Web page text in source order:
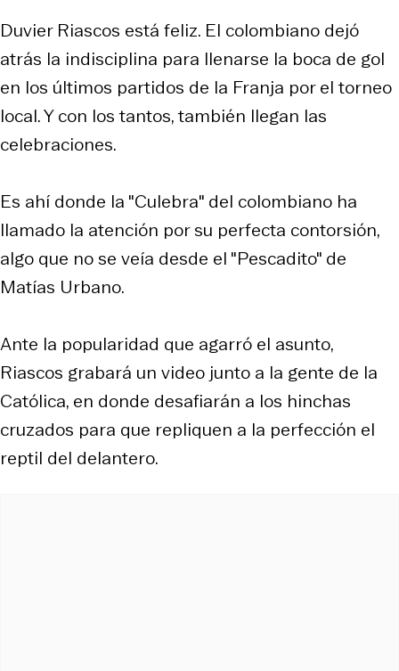
Duvier Riascos está feliz. El colombiano dejó
atrás la indisciplina para llenarse la boca de gol
en los últimos partidos de la Franja por el torneo
local. Y con los tantos, también llegan las
celebraciones.
Es ahí donde la "Culebra" del colombiano ha
llamado la atención por su perfecta contorsión,
algo que no se veía desde el "Pescadito" de
Matías Urbano.
Ante la popularidad que agarró el asunto,
Riascos grabará un video junto a la gente de la
Católica, en donde desafiarán a los hinchas
cruzados para que repliquen a la perfección el
reptil del delantero.